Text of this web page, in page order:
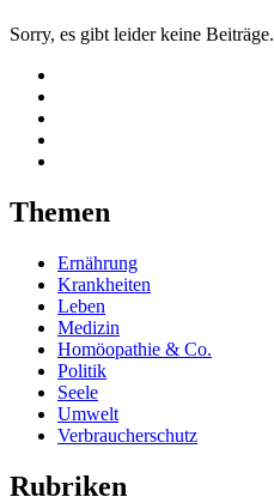
Sorry, es gibt leider keine Beiträge.
Themen
Ernährung
Krankheiten
Leben
Medizin
Homöopathie & Co.
Politik
Seele
Umwelt
Verbraucherschutz
Rubriken